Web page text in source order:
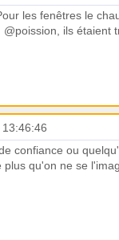
les fenêtres le
ils étaient
confiance ou
plus qu'on ne se